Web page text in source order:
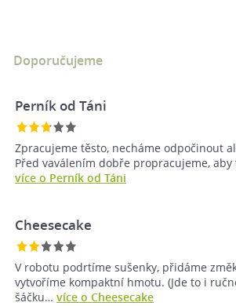
Doporučujeme
Perník od Táni
Zpracujeme těsto, necháme odpočinout
Před vaválením dobře propracujeme,
více o Perník od Táni
Cheesecake
V robotu podrtíme sušenky, přidáme
vytvoříme kompaktní hmotu. (Jde to i
šáčku… více o Cheesecake